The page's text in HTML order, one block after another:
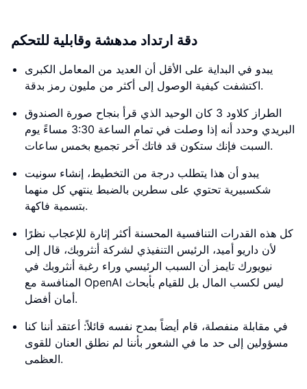
دقة ارتداد مدهشة وقابلية للتحكم
يبدو في البداية على الأقل أن العديد من المعامل الكبرى
اكتشفت كيفية الوصول إلى أكثر من مليون رمز بدقة.
الطراز كلاود 3 كان الوحيد الذي قرأ بنجاح صورة الصندوق
البريدي وحدد أنه إذا وصلت في تمام الساعة 3:30 مساءً يوم
السبت فإنك ستكون قد فاتك آخر تجميع بخمس ساعات.
يبدو أن هذا يتطلب درجة من التخطيط، إنشاء سونيت
شكسبيرية تحتوي على سطرين بالضبط ينتهي كل منهما
بتسمية فاكهة.
كل هذه القدرات التنافسية المحسنة أكثر إثارة للإعجاب نظرًا
لأن داريو أميد، الرئيس التنفيذي لشركة أنثروبك، قال إلى
نيويورك تايمز أن السبب الرئيسي وراء رغبة أنثروبك في
المنافسة مع OpenAI ليس لكسب المال بل للقيام بأبحاث
أمان أفضل.
في مقابلة منفصلة، قام أيضاً بمدح نفسه قائلاً: أعتقد أننا كنا
مسؤولين إلى حد ما في الشعور بأننا لم نطلق العنان للقوى
العظمى.